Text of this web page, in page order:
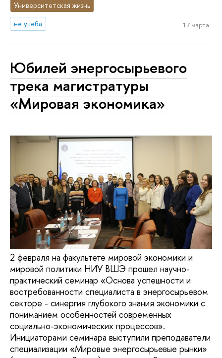
Университетская жизнь
не учеба
17 марта
Юбилей энергосырьевого
трека магистратуры
«Мировая экономика»
2 февраля на факультете мировой экономики и
мировой политики НИУ ВШЭ прошел научно-
практический семинар «Основа успешности и
востребованности специалиста в энергосырьевом
секторе - синергия глубокого знания экономики с
пониманием особенностей современных
социально-экономических процессов».
Инициаторами семинара выступили преподаватели
специализации «Мировые энергосырьевые рынки»